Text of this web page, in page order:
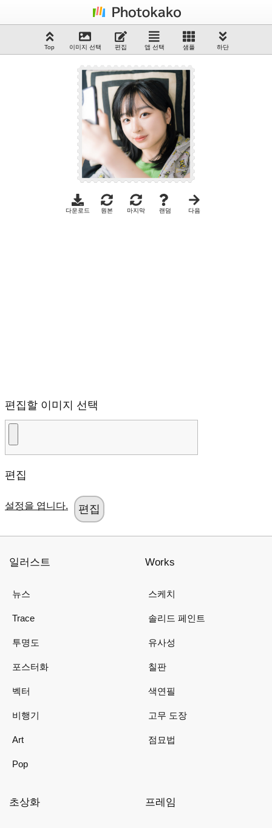
Top 이미지 선택 편집 앱 선택 샘플 하단
다운로드 원본 마지막 랜덤 다음
편집할 이미지 선택
편집
설정을 엽니다.
일러스트
뉴스
Trace
투명도
포스터화
벡터
비행기
Art
Pop
Works
스케치
솔리드 페인트
유사성
칠판
색연필
고무 도장
점묘법
초상화 프레임